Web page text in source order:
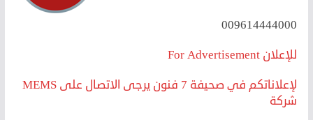
009614444000
For Advertisement للإعلان
MEMS لإعلاناتكم في صحيفة 7 فنون يرجى الاتصال على
شركة